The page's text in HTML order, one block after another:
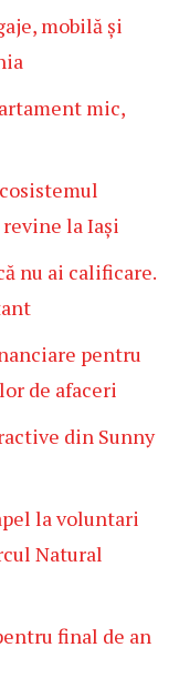
mobilă și
mic,
la Iași
nu ai calificare.
pentru
de afaceri
din Sunny
la voluntari
Natural
final de an